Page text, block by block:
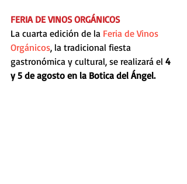
FERIA DE VINOS ORGÁNICOS
La cuarta edición de la Feria de Vinos
Orgánicos, la tradicional fiesta
gastronómica y cultural, se realizará el 4
y 5 de agosto en la Botica del Ángel.